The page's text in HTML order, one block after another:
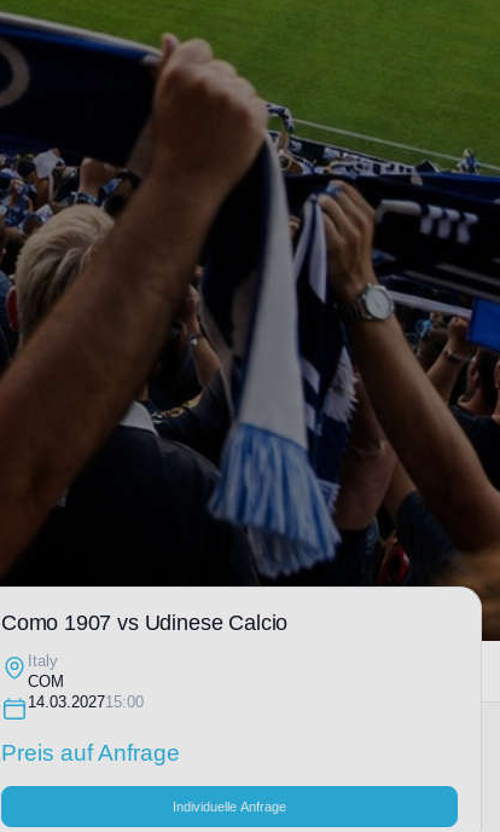
Como 1907 vs Udinese Calcio
Italy
COM
14.03.202715:00
Preis auf Anfrage
Individuelle Anfrage